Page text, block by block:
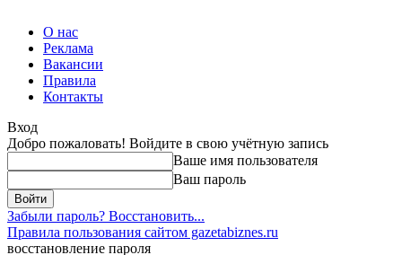
О нас
Реклама
Вакансии
Правила
Контакты
Вход
Добро пожаловать! Войдите в свою учётную запись
Ваше имя пользователя
Ваш пароль
Забыли пароль? Восстановить...
Правила пользования сайтом gazetabiznes.ru
восстановление пароля